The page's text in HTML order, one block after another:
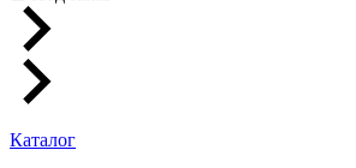
Каталог